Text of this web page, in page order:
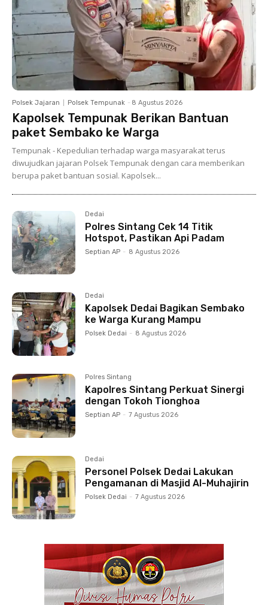
Polsek Jajaran Polsek Tempunak - 8 Agustus 2026
Kapolsek Tempunak Berikan Bantuan
paket Sembako ke Warga
Tempunak - Kepedulian terhadap warga masyarakat terus
diwujudkan jajaran Polsek Tempunak dengan cara memberikan
berupa paket bantuan sosial. Kapolsek...
Dedai
Polres Sintang Cek 14 Titik
Hotspot, Pastikan Api Padam
Septian AP - 8 Agustus 2026
Dedai
Kapolsek Dedai Bagikan Sembako
ke Warga Kurang Mampu
Polsek Dedai - 8 Agustus 2026
Polres Sintang
Kapolres Sintang Perkuat Sinergi
dengan Tokoh Tionghoa
Septian AP - 7 Agustus 2026
Dedai
Personel Polsek Dedai Lakukan
Pengamanan di Masjid Al-Muhajirin
Polsek Dedai - 7 Agustus 2026